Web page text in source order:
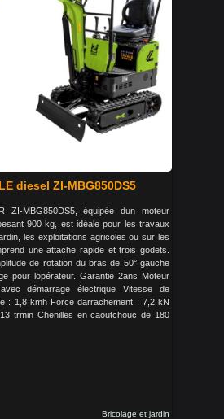
diesel ZI-MBG850DS5
ZI-MBG850DS5, équipée dun moteur
900 kg, est idéale pour les travaux
les exploitations agricoles ou sur les
une attache rapide et trois godets.
de rotation du bras de 50° gauche
pour lopérateur. Garantie 2ans Moteur
démarrage électrique Vitesse de
: 1,8 kmh Force darrachement : 7,2 kN
trmin Chenilles en caoutchouc de 180
Bricolage et jardin